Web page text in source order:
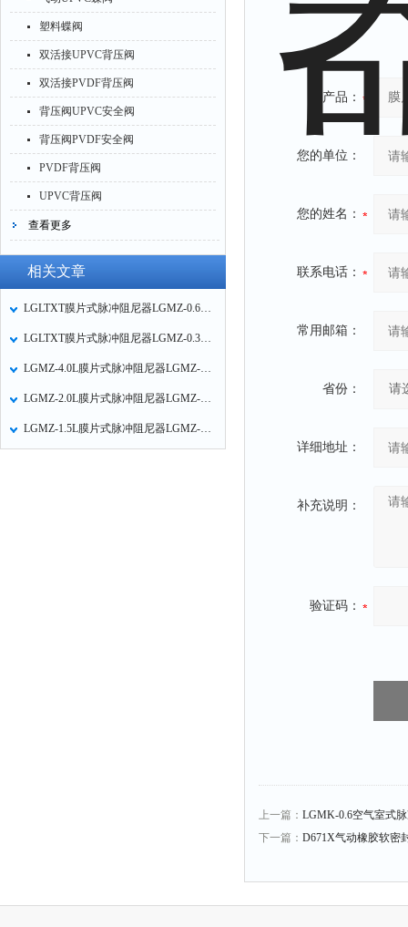
塑料蝶阀
双活接UPVC背压阀
双活接PVDF背压阀
背压阀UPVC安全阀
背压阀PVDF安全阀
PVDF背压阀
UPVC背压阀
查看更多
相关文章
LGLTXT膜片式脉冲阻尼器LGMZ-0.6L隔膜式脉冲阻尼器的故障分析及解决办法
LGLTXT膜片式脉冲阻尼器LGMZ-0.35L隔膜式脉冲阻尼器的尺寸图
LGMZ-4.0L膜片式脉冲阻尼器LGMZ-S4.0L不锈钢隔膜式脉冲阻尼器工作原理
LGMZ-2.0L膜片式脉冲阻尼器LGMZ-S2.0L不锈钢隔膜式脉冲阻尼器的容积选型
LGMZ-1.5L膜片式脉冲阻尼器LGMZ-S1.5L不锈钢隔膜式脉冲阻尼器的功能特点
产品：
您的单位：
您的姓名：
联系电话：
常用邮箱：
省份：
详细地址：
补充说明：
验证码：
上一篇： LGMK-0.6空气室式
下一篇： D671X气动橡胶软密